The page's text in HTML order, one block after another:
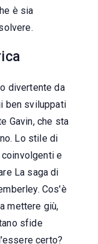
è sia
divertente da
ben sviluppati
Gavin, che sta
Lo stile di
e
La saga di
Cos'è
mettere giù,
sfide
certo?